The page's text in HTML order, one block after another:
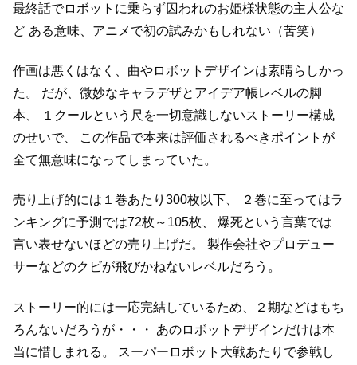
最終話でロボットに乗らず囚われのお姫様状態の主人公な
ど ある意味、アニメで初の試みかもしれない（苦笑）
作画は悪くはなく、曲やロボットデザインは素晴らしかっ
た。
だが、微妙なキャラデザとアイデア帳レベルの脚
本、
１クールという尺を一切意識しないストーリー構成
のせいで、
この作品で本来は評価されるべきポイントが
全て無意味になってしまっていた。
売り上げ的には１巻あたり300枚以下、
２巻に至ってはラ
ンキングに予測では72枚～105枚、
爆死という言葉では
言い表せないほどの売り上げだ。
製作会社やプロデュー
サーなどのクビが飛びかねないレベルだろう。
ストーリー的には一応完結しているため、２期などはもち
ろんないだろうが・・・
あのロボットデザインだけは本
当に惜しまれる。
スーパーロボット大戦あたりで参戦し